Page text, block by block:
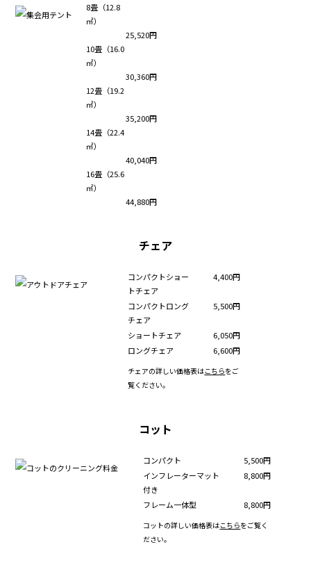
8畳（12.8
㎡）
25,520円
10畳（16.0
㎡）
30,360円
12畳（19.2
㎡）
35,200円
14畳（22.4
㎡）
40,040円
16畳（25.6
㎡）
44,880円
チェア
コンパクトショー
トチェア
4,400円
コンパクトロング
チェア
5,500円
ショートチェア
6,050円
ロングチェア
6,600円
チェアの詳しい価格表はこちらをご
覧ください。
コット
コンパクト
5,500円
インフレーターマット
付き
8,800円
フレーム一体型 8,800円
コットの詳しい価格表はこちらをご覧く
ださい。